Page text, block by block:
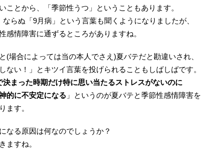
ことから、「季節性うつ」ということもあります。
らぬ「9月病」という言葉も聞くようになりましたが、
感情障害に通ずるところがありますね。
(場合によっては当の本人でさえ)夏バテだと勘違いされ、
ない！」とキツイ言葉を投げられることもしばしばです。
決まった時期だけ特に思い当たるストレスがないのに
的に不安定になる 」というのが夏バテと季節性感情障害を
ます。
なる原因は何なのでしょうか？
ますね。